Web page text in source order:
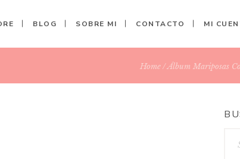
BLOG SOBRE MI CONTACTO MI
Home Álbum Mariposas